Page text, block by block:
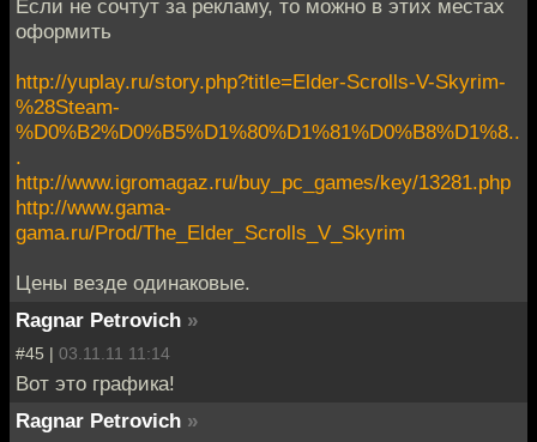
Если не сочтут за рекламу, то можно в этих местах
оформить
http://yuplay.ru/story.php?title=Elder-Scrolls-V-Skyrim-
%28Steam-
%D0%B2%D0%B5%D1%80%D1%81%D0%B8%D1%8..
.
http://www.igromagaz.ru/buy_pc_games/key/13281.php
http://www.gama-
gama.ru/Prod/The_Elder_Scrolls_V_Skyrim
Цены везде одинаковые.
Ragnar Petrovich »
#45 | 03.11.11 11:14
Вот это графика!
Ragnar Petrovich »